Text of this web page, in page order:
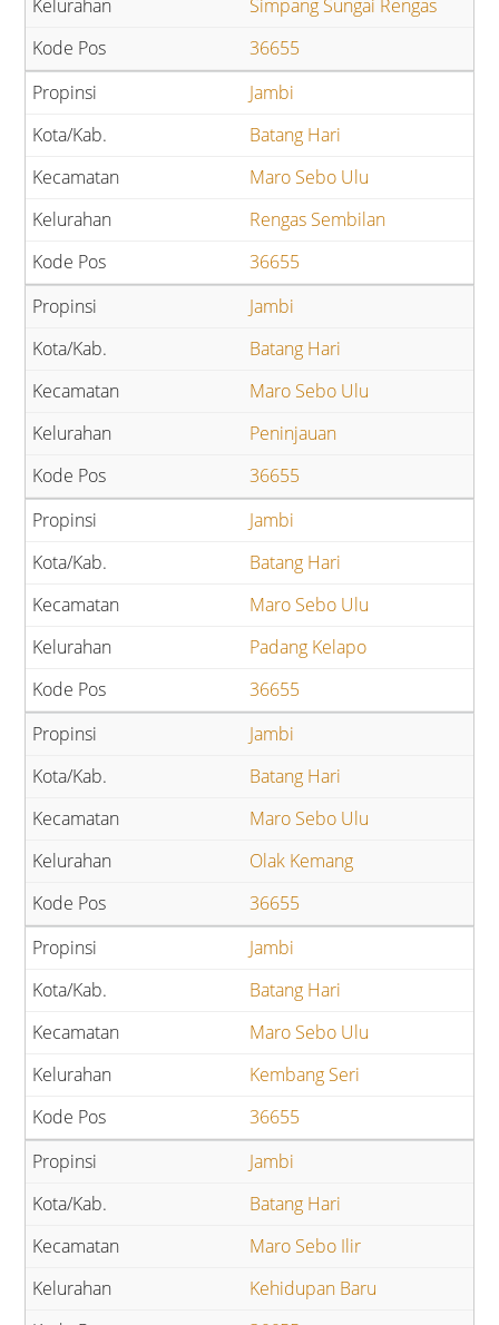
Simpang Sungai Rengas
36655
Jambi
Batang Hari
Maro Sebo Ulu
Rengas Sembilan
36655
Jambi
Batang Hari
Maro Sebo Ulu
Peninjauan
36655
Jambi
Batang Hari
Maro Sebo Ulu
Padang Kelapo
36655
Jambi
Batang Hari
Maro Sebo Ulu
Olak Kemang
36655
Jambi
Batang Hari
Maro Sebo Ulu
Kembang Seri
36655
Jambi
Batang Hari
Maro Sebo Ilir
Kehidupan Baru